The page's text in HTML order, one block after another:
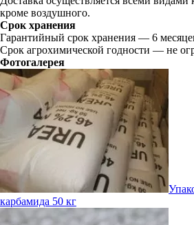
кроме воздушного.
Срок хранения
Гарантийный срок хранения — 6
Срок агрохимической годности — не
Фотогалерея
карбамида 50 кг